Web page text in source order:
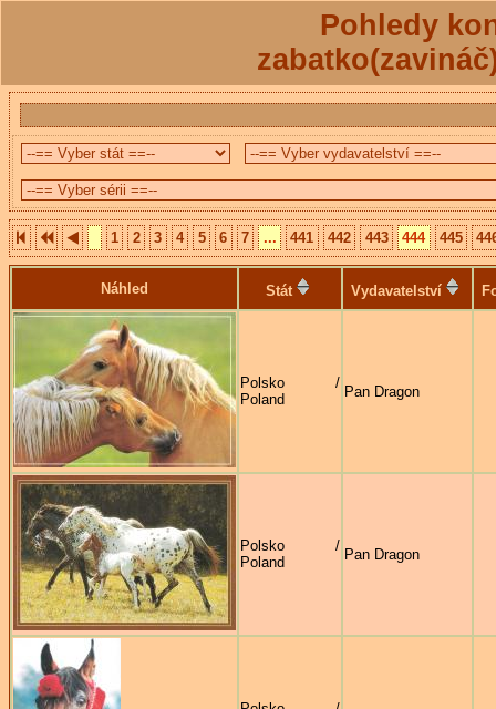
Pohledy
1 2 3 4 5 6 7 ... 441 442 443 444 445
Náhled Stát Vydavatelství
Polsko /
Poland
Pan Dragon
Polsko /
Poland
Pan Dragon